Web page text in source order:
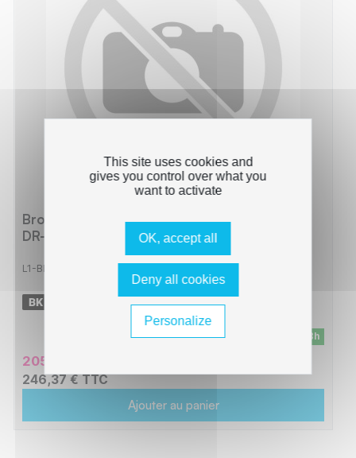
Brother DR-320 - Tambour compatible avec
DR-320 - Black Cyan Magenta Yellow
L1-BDDR320_
-25000 pages
En stock - Livraison sous 24/48h
205,30 € HT
246,37 € TTC
Ajouter au panier
This site uses cookies and
gives you control over what you
want to activate
OK, accept all
Deny all cookies
Personalize